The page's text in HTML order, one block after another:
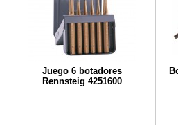
Juego 6 botadores
Rennsteig 4251600